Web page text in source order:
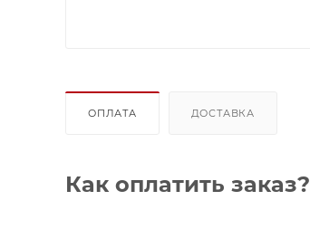
ОПЛАТА ДОСТАВКА
Как оплатить заказ?